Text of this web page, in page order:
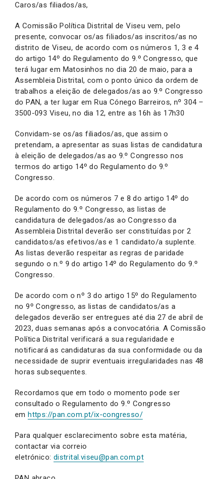
Caros/as filiados/as,
A Comissão Política Distrital de Viseu vem, pelo
presente, convocar os/as filiados/as inscritos/as no
distrito de Viseu, de acordo com os números 1, 3 e 4
do artigo 14º do Regulamento do 9.º Congresso, que
terá lugar em Matosinhos no dia 20 de maio, para a
Assembleia Distrital, com o ponto único da ordem de
trabalhos a eleição de delegados/as ao 9.º Congresso
do PAN, a ter lugar em Rua Cónego Barreiros, nº 304 –
3500-093 Viseu, no dia 12, entre as 16h às 17h30
Convidam-se os/as filiados/as, que assim o
pretendam, a apresentar as suas listas de candidatura
à eleição de delegados/as ao 9.º Congresso nos
termos do artigo 14º do Regulamento do 9.º
Congresso.
De acordo com os números 7 e 8 do artigo 14º do
Regulamento do 9.º Congresso, as listas de
candidatura de delegados/as ao Congresso da
Assembleia Distrital deverão ser constituídas por 2
candidatos/as efetivos/as e 1 candidato/a suplente.
As listas deverão respeitar as regras de paridade
segundo o n.º 9 do artigo 14º do Regulamento do 9.º
Congresso.
De acordo com o nº 3 do artigo 15º do Regulamento
no 9º Congresso, as listas de candidatos/as a
delegados deverão ser entregues até dia 27 de abril de
2023, duas semanas após a convocatória. A Comissão
Política Distrital verificará a sua regularidade e
notificará as candidaturas da sua conformidade ou da
necessidade de suprir eventuais irregularidades nas 48
horas subsequentes.
Recordamos que em todo o momento pode ser
consultado o Regulamento do 9.º Congresso
emhttps://pan.com.pt/ix-congresso/
Para qualquer esclarecimento sobre esta matéria,
contactar via correio
eletrónico: distrital.viseu@pan.com.pt